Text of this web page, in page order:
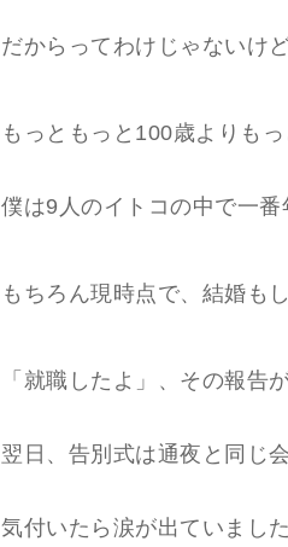
だからってわけじゃないけ
もっともっと100歳よりも
僕は9人のイトコの中で一番
もちろん現時点で、結婚も
「就職したよ」、その報告
翌日、告別式は通夜と同じ
気付いたら涙が出ていました